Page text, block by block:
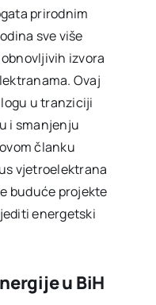
prirodnim
sve više
izvora
Ovaj
u tranziciji
i smanjenju
članku
vjetroelektrana
buduće projekte
energetski
u BiH